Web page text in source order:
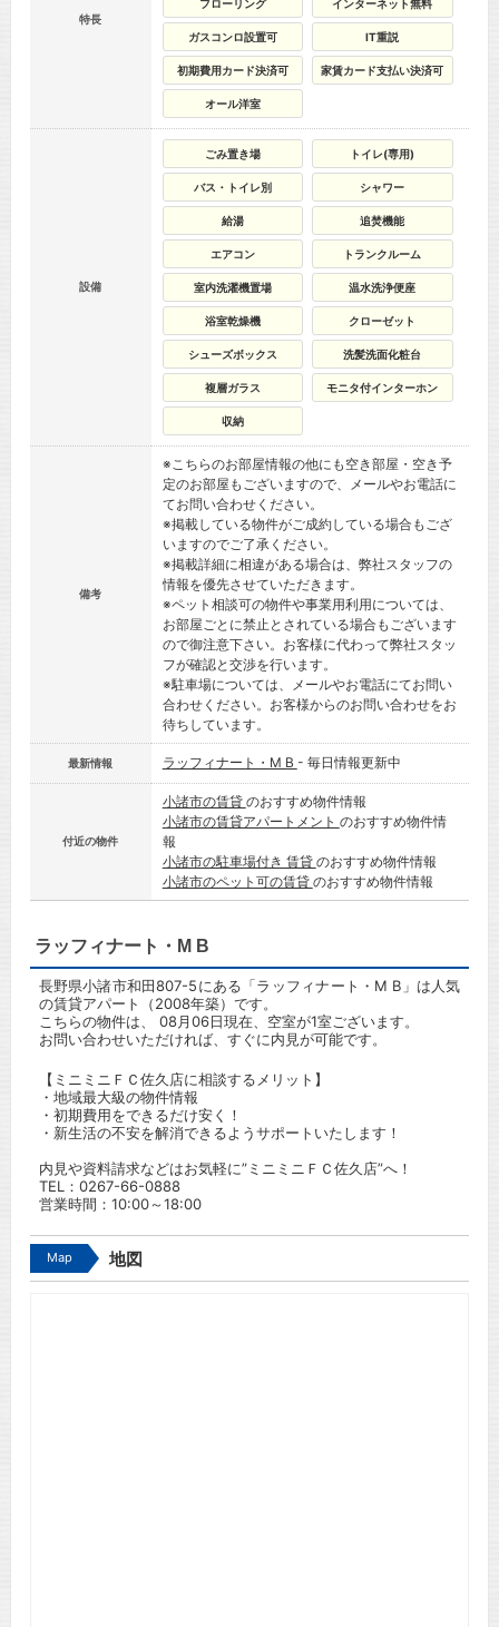
特長
フローリング インターネット無料
ガスコンロ設置可 IT重説
初期費用カード決済可 家賃カード支払い決済可
オール洋室
設備
ごみ置き場 トイレ(専用)
バス・トイレ別 シャワー
給湯 追焚機能
エアコン トランクルーム
室内洗濯機置場 温水洗浄便座
浴室乾燥機 クローゼット
シューズボックス 洗髪洗面化粧台
複層ガラス モニタ付インターホン
収納
備考
※こちらのお部屋情報の他にも空き部屋・空き予
定のお部屋もございますので、メールやお電話に
てお問い合わせください。
※掲載している物件がご成約している場合もござ
いますのでご了承ください。
※掲載詳細に相違がある場合は、弊社スタッフの
情報を優先させていただきます。
※ペット相談可の物件や事業用利用については、
お部屋ごとに禁止とされている場合もございます
ので御注意下さい。お客様に代わって弊社スタッ
フが確認と交渉を行います。
※駐車場については、メールやお電話にてお問い
合わせください。お客様からのお問い合わせをお
待ちしています。
最新情報 ラッフィナート・M B - 毎日情報更新中
付近の物件
小諸市の賃貸 のおすすめ物件情報
小諸市の賃貸アパートメント のおすすめ物件情
報
小諸市の駐車場付き 賃貸 のおすすめ物件情報
小諸市のペット可の賃貸 のおすすめ物件情報
ラッフィナート・M B
長野県小諸市和田807-5にある「ラッフィナート・M B」は人気
の賃貸アパート（2008年築）です。
こちらの物件は、 08月06日現在、空室が1室ございます。
お問い合わせいただければ、すぐに内見が可能です。
【ミニミニＦＣ佐久店に相談するメリット】
・地域最大級の物件情報
・初期費用をできるだけ安く！
・新生活の不安を解消できるようサポートいたします！
内見や資料請求などはお気軽に”ミニミニＦＣ佐久店”へ！
TEL： 0267-66-0888
営業時間：10:00～18:00
Map 地図